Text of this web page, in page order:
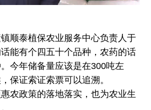
泰植保农业服务中心负责人于
能有个四五十个品种，农药的话
今年储备量应该是在300吨左
保证索证索票可以追溯。
政策的落地落实，也为农业生